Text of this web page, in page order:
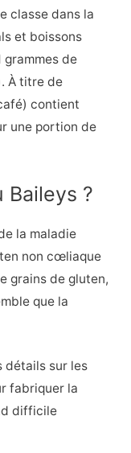
classe dans la
et boissons
grammes de
À titre de
contient
une portion de
?
la maladie
non cœliaque
grains de gluten,
que la
détails sur les
fabriquer la
difficile